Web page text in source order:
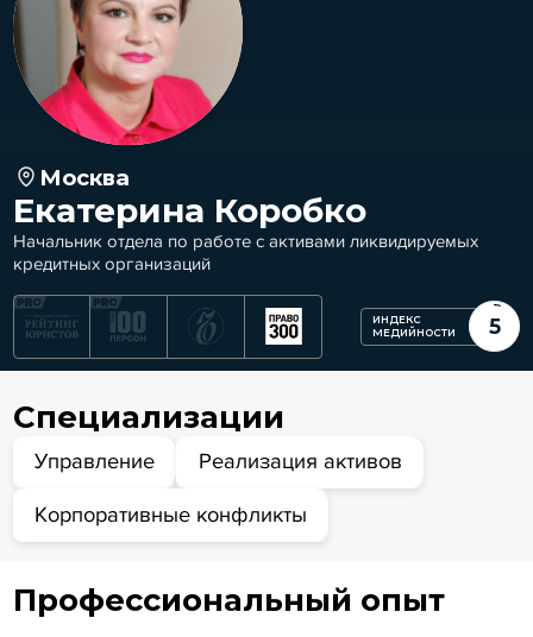
Москва
Екатерина Коробко
Начальник отдела по работе с активами ликвидируемых
кредитных организаций
ИНДЕКС
МЕДИЙНОСТИ
5
Специализации
Управление Реализация активов
Корпоративные конфликты
Профессиональный опыт